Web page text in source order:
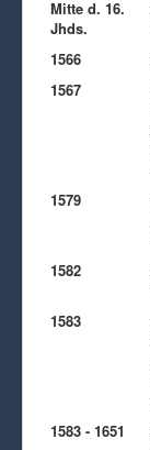
Mitte d. 16.
Jhds.
1566
1567
1579
1582
1583
1583 - 1651